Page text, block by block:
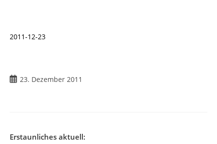
2011-12-23
23. Dezember 2011
Erstaunliches aktuell: